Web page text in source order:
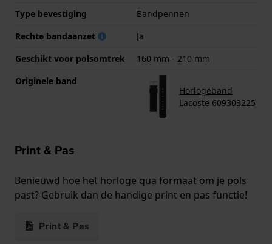
Type bevestiging
Bandpennen
Rechte bandaanzet
Ja
Geschikt voor polsomtrek
160 mm - 210 mm
Originele band
Horlogeband
Lacoste 609303225
Print & Pas
Benieuwd hoe het horloge qua formaat om je pols
past? Gebruik dan de handige print en pas functie!
Print & Pas